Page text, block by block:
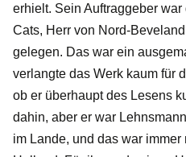
erhielt. Sein Auftraggeber
Cats, Herr von Nord-
gelegen. Das war ein
verlangte das Werk kaum für
ob er überhaupt des Lesens
dahin, aber er war
im Lande, und das war immer